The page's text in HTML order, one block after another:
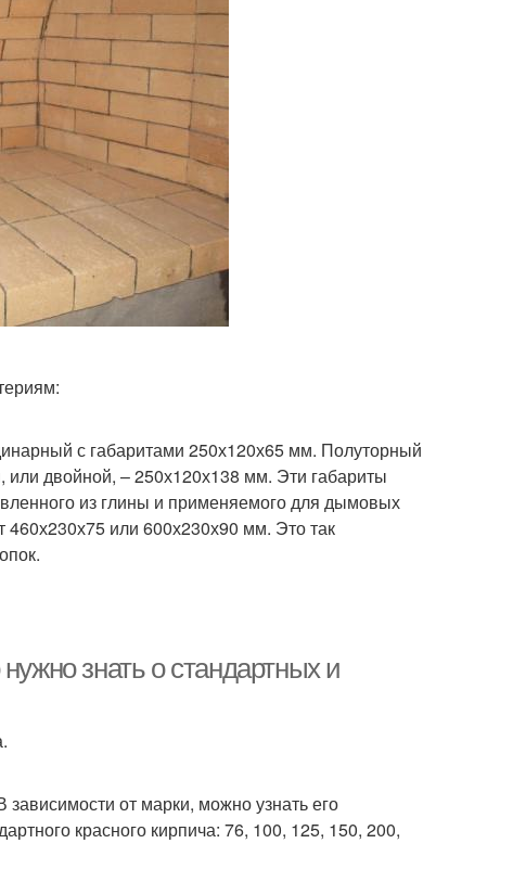
с габаритами 250х120х65 мм. Полуторный
двойной, – 250х120х138 мм. Эти габариты
из глины и применяемого для дымовых
460х230х75 или 600х230х90 мм. Это так
знать о стандартных и
зависимости от марки, можно узнать его
красного кирпича: 76, 100, 125, 150, 200,